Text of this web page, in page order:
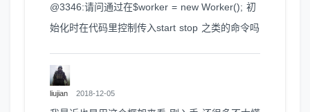
@3346:请问通过在$worker = new Worker(); 初
始化时在代码里控制传入start stop 之类的命令吗
liujian 2018-12-05